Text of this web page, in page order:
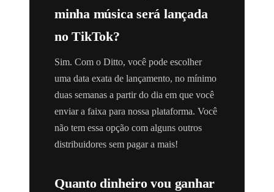
minha música será lançada
no TikTok?
Sim. Com o Ditto, você pode escolher
uma data exata de lançamento, no mínimo
duas semanas a partir do dia em que você
enviar a faixa para nossa plataforma. Você
não tem essa opção com alguns outros
distribuidores sem pagar a mais!
Quanto dinheiro vou ganhar